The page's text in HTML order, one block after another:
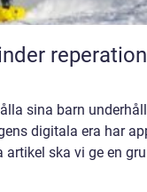
sina barn
digitala era har
ska vi ge en